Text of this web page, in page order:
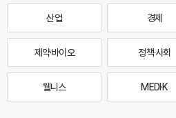
산업 경제
제약·바이오 정책·사회
웰니스 MEDI·K